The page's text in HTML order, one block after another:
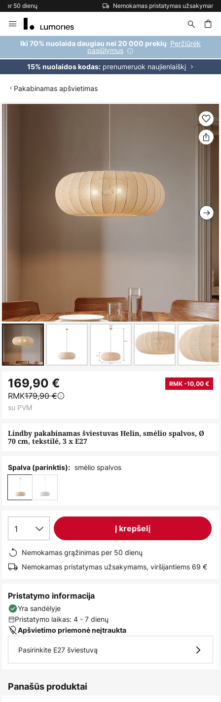
Nemokamas pristatymas užsakymams, viršijantiems 69 €
to
Content
Iki 70% nuolaida daugiau nei 20 000 prekių Peržiūrėk
pasiūlymus
15% nuolaidos kodas:prenumeruok naujienlaiškį
Pakabinamas apšvietimas
to
the
beginning
the
images
Lindby pakabinamas šviestuvas Helin, smėlio spalvos, Ø
70 cm, tekstilė, 3 x E27
169,90 € RMK -10,00 €
RMK179,90 €
su PVM
Spalva (parinktis): smėlio spalvos
1 Į krepšelį
Nemokamas grąžinimas per 50 dienų
Nemokamas pristatymas užsakymams, viršijantiems 69 €
Pristatymo informacija
Yra sandėlyje
Pristatymo laikas: 4 - 7 dienų
Apšvietimo priemonė neįtraukta
Pasirinkite E27 šviestuvą
Panašūs produktai